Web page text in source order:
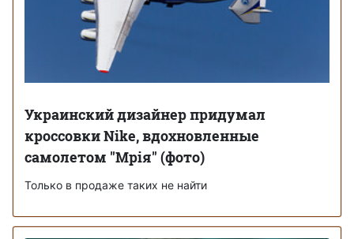
Украинский дизайнер придумал
кроссовки Nike, вдохновленные
самолетом "Мрія" (фото)
Только в продаже таких не найти